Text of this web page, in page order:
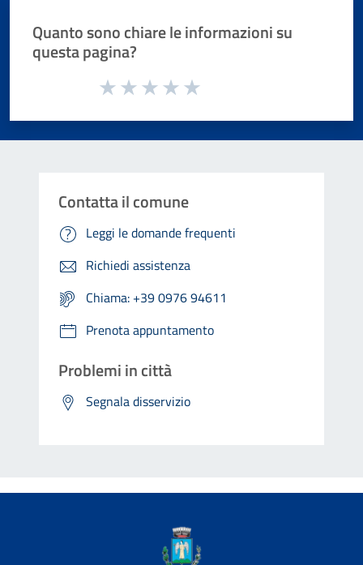
Quanto sono chiare le informazioni su
questa pagina?
Valuta da 1 a 5 stelle la pagina
Contatta il comune
Leggi le domande frequenti
Richiedi assistenza
Chiama: +39 0976 94611
Prenota appuntamento
Problemi in città
Segnala disservizio